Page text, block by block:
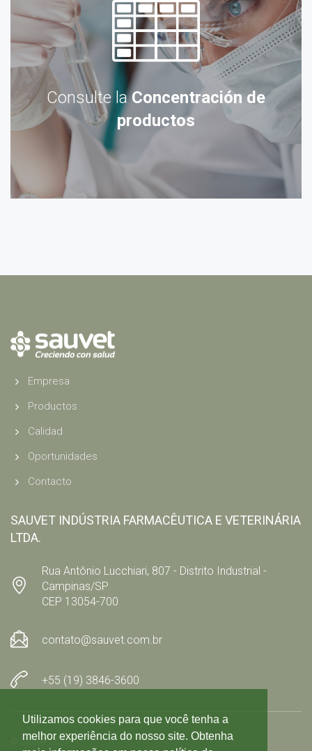
Consulte laConcentración de
productos
Empresa
Productos
Calidad
Oportunidades
Contacto
SAUVET INDÚSTRIA FARMACÊUTICA E VETERINÁRIA
LTDA.
Rua Antônio Lucchiari, 807 - Distrito Industrial -
Campinas/SP
CEP 13054-700
contato@sauvet.com.br
+55 (19) 3846-3600
© Sauvet 2021
Utilizamos cookies para que você tenha a
melhor experiência do nosso site. Obtenha